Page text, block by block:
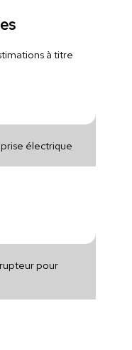
à titre
électrique
pour